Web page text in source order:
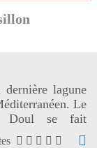
lagune
Le
Doul se fait